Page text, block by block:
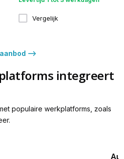
Vergelijk
-->
integreert
populaire werkplatforms, zoals